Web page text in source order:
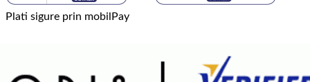
Plati sigure prin mobilPay